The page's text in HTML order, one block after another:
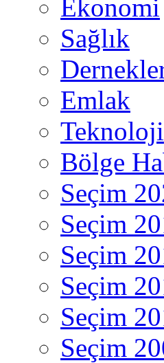
Ekonomi
Sağlık
Emlak
Teknoloji
Bölge
Seçim
Seçim
Seçim
Seçim
Seçim
Seçim